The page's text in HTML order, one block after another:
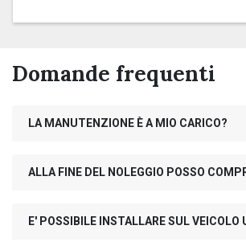
Domande frequenti
LA MANUTENZIONE È A MIO CARICO?
ALLA FINE DEL NOLEGGIO POSSO
E' POSSIBILE INSTALLARE SUL